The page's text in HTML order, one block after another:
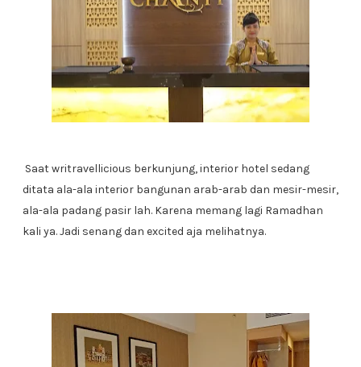
Saat writravellicious berkunjung, interior hotel sedang
ditata ala-ala interior bangunan arab-arab dan mesir-mesir,
ala-ala padang pasir lah. Karena memang lagi Ramadhan
kali ya. Jadi senang dan excited aja melihatnya.